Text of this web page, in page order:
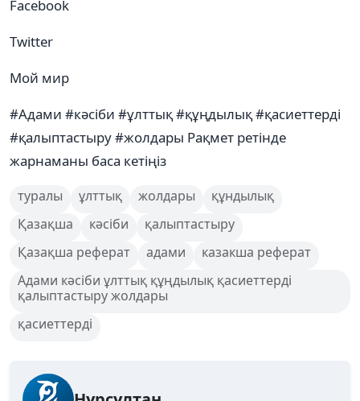
Facebook
Twitter
Мой мир
#Адами #кәсіби #ұлттық #құңдылық #қасиеттерді
#қалыптастыру #жолдары Рақмет ретінде
жарнаманы баса кетіңіз
туралы ұлттық жолдары
құндылық
Қазақша
кәсіби
қалыптастыру
Қазақша реферат
адами
казакша реферат
Адами кәсіби ұлттық құңдылық қасиеттерді
қалыптастыру жолдары
қасиеттерді